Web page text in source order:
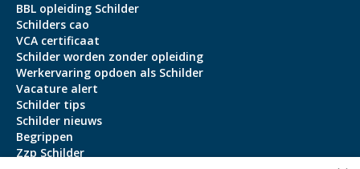
BBL opleiding Schilder
Schilders cao
VCA certificaat
Schilder worden zonder opleiding
Werkervaring opdoen als Schilder
Vacature alert
Schilder tips
Schilder nieuws
Begrippen
Zzp Schilder